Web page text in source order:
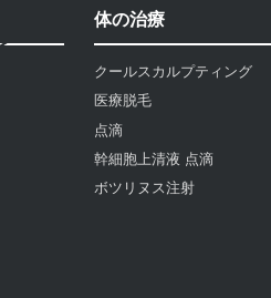
体の治療
クールスカルプティング
医療脱毛
点滴
幹細胞上清液 点滴
ボツリヌス注射